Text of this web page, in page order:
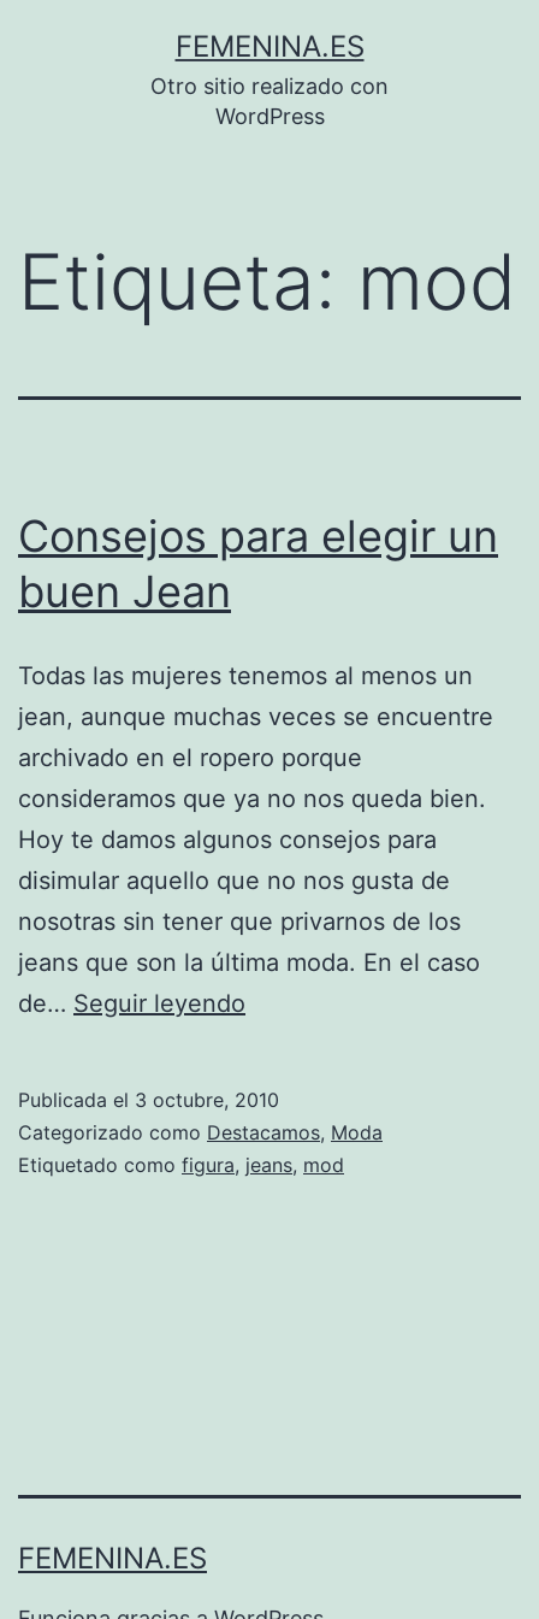
FEMENINA.ES
Otro sitio realizado con
WordPress
Etiqueta: mod
Consejos para elegir un
buen Jean
Todas las mujeres tenemos al menos un
jean, aunque muchas veces se encuentre
archivado en el ropero porque
consideramos que ya no nos queda bien.
Hoy te damos algunos consejos para
disimular aquello que no nos gusta de
nosotras sin tener que privarnos de los
jeans que son la última moda. En el caso
de… Seguir leyendo
un
buen
Publicada el 3 octubre, 2010
Categorizado como Destacamos, Moda
Etiquetado como figura, jeans, mod
FEMENINA.ES